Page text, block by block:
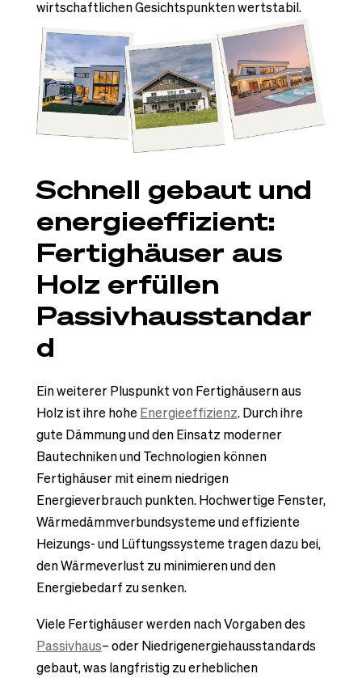
wirtschaftlichen Gesichtspunkten wertstabil.
Schnell gebaut und
energieeffizient:
Fertighäuser aus
Holz erfüllen
Passivhausstandar
d
Ein weiterer Pluspunkt von Fertighäusern aus
Holz ist ihre hohe Energieeffizienz. Durch ihre
gute Dämmung und den Einsatz moderner
Bautechniken und Technologien können
Fertighäuser mit einem niedrigen
Energieverbrauch punkten. Hochwertige Fenster,
Wärmedämmverbundsysteme und effiziente
Heizungs- und Lüftungssysteme tragen dazu bei,
den Wärmeverlust zu minimieren und den
Energiebedarf zu senken.
Viele Fertighäuser werden nach Vorgaben des
Passivhaus– oder Niedrigenergiehausstandards
gebaut, was langfristig zu erheblichen